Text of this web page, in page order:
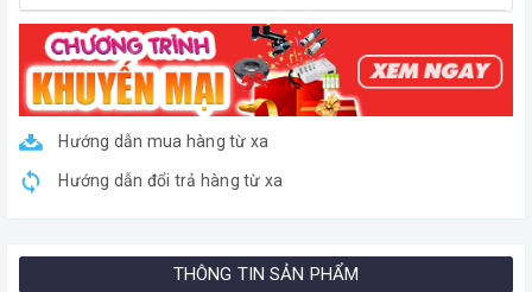
Hướng dẫn mua hàng từ xa
Hướng dẫn đổi trả hàng từ xa
THÔNG TIN SẢN PHẨM